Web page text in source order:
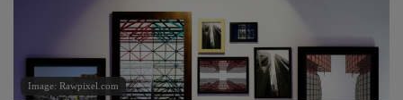
Image: Rawpixel.com